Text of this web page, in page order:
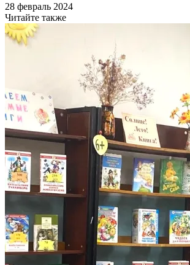
28 февраль 2024
Читайте также